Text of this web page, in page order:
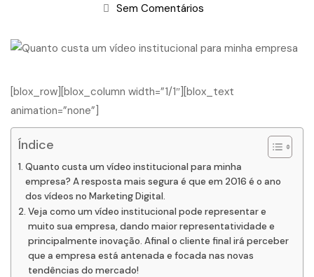
Sem Comentários
[blox_row][blox_column width=”1/1″][blox_text
animation=”none”]
Índice
Quanto custa um vídeo institucional para minha
empresa? A resposta mais segura é que em 2016 é o ano
dos vídeos no Marketing Digital.
Veja como um vídeo institucional pode representar e
muito sua empresa, dando maior representatividade e
principalmente inovação. Afinal o cliente final irá perceber
que a empresa está antenada e focada nas novas
tendências do mercado!